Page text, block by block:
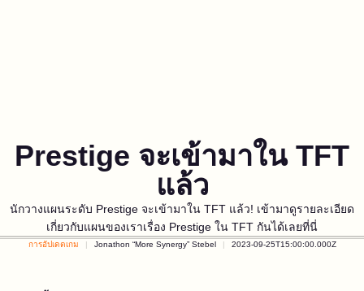
Prestige จะเข้ามาใน TFT
แล้ว
นักวางแผนระดับ Prestige จะเข้ามาใน TFT แล้ว! เข้ามาดูรายละเอียด
เกี่ยวกับแผนของเราเรื่อง Prestige ใน TFT กันได้เลยที่นี่
การอัปเดตเกม Jonathon “More Synergy” Stebel 2023-09-25T15:00:00.000Z